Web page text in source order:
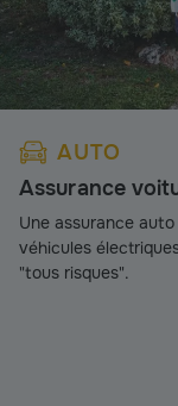
AUTO
Assurance
Une assurance
véhicules
"tous risques".